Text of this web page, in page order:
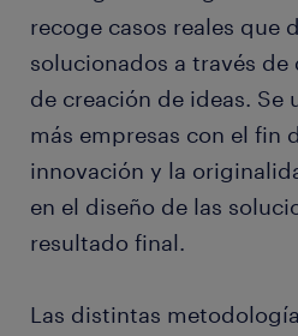
recoge casos reales que
solucionados a través
de creación de ideas. Se
más empresas con el fin
innovación y la
en el diseño de las
resultado final.
Las distintas